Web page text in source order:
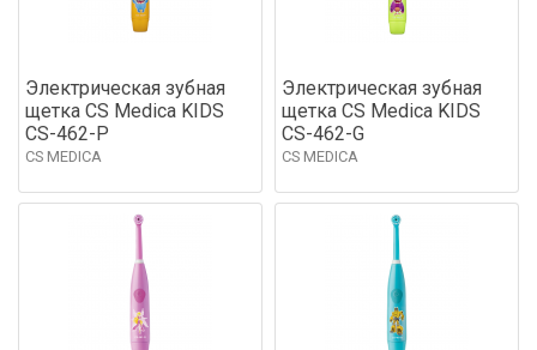
Электрическая зубная
щетка CS Medica KIDS
CS-462-P
CS MEDICA
Электрическая зубная
щетка CS Medica KIDS
CS-462-G
CS MEDICA